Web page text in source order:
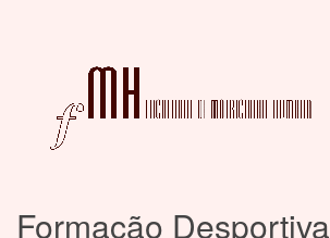
Formação Desportiva